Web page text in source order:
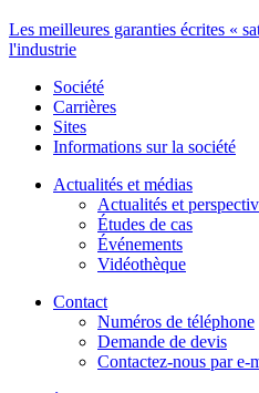
Les meilleures garanties écrites «
l'industrie
Société
Carrières
Sites
Informations sur la société
Actualités et médias
Actualités et
Études de cas
Événements
Vidéothèque
Contact
Numéros de téléphone
Demande de devis
Contactez-nous par e-